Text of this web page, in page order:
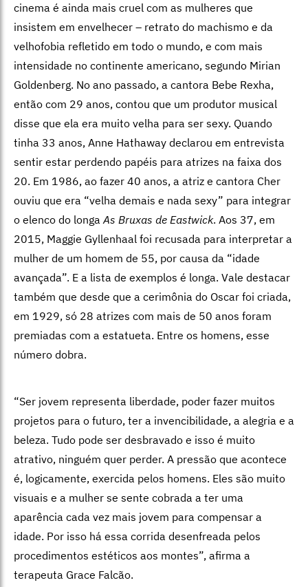
cinema é ainda mais cruel com as mulheres que
insistem em envelhecer – retrato do machismo e da
velhofobia refletido em todo o mundo, e com mais
intensidade no continente americano, segundo Mirian
Goldenberg. No ano passado, a cantora Bebe Rexha,
então com 29 anos, contou que um produtor musical
disse que ela era muito velha para ser sexy. Quando
tinha 33 anos, Anne Hathaway declarou em entrevista
sentir estar perdendo papéis para atrizes na faixa dos
20. Em 1986, ao fazer 40 anos, a atriz e cantora Cher
ouviu que era “velha demais e nada sexy” para integrar
o elenco do longaAs Bruxas de Eastwick. Aos 37, em
2015, Maggie Gyllenhaal foi recusada para interpretar a
mulher de um homem de 55, por causa da “idade
avançada”. E a lista de exemplos é longa. Vale destacar
também que desde que a cerimônia do Oscar foi criada,
em 1929, só 28 atrizes com mais de 50 anos foram
premiadas com a estatueta. Entre os homens, esse
número dobra.
“Ser jovem representa liberdade, poder fazer muitos
projetos para o futuro, ter a invencibilidade, a alegria e a
beleza. Tudo pode ser desbravado e isso é muito
atrativo, ninguém quer perder. A pressão que acontece
é, logicamente, exercida pelos homens. Eles são muito
visuais e a mulher se sente cobrada a ter uma
aparência cada vez mais jovem para compensar a
idade. Por isso há essa corrida desenfreada pelos
procedimentos estéticos aos montes”, afirma a
terapeuta Grace Falcão.